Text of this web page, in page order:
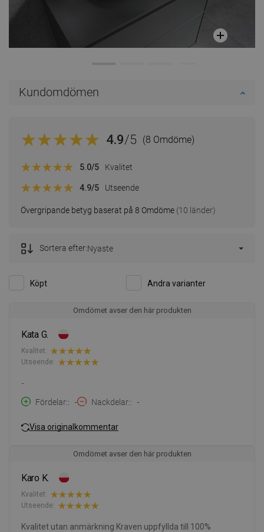
Kundomdömen
4.9/5 (8 Omdöme)
Övergripande betyg baserat på 8 Omdöme (10 länder)
5.0/5 Kvalitet
4.9/5 Utseende
Köpt Andra varianter
Sortera efter:Nyaste
Omdömet avser den här produkten
Kata G.
Kvalitet:
Utseende:
-
Fördelar:
- Nackdelar: -
Visa originalkommentar
Omdömet avser den här produkten
Karo K.
Kvalitet:
Utseende:
Kvalitet utan anmärkning Kraven uppfyllda till 100%